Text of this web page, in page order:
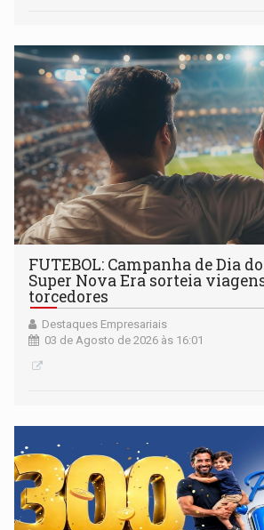
FUTEBOL: Campanha de Dia
Super Nova Era sorteia
torcedores
Destaques Empresariais
03 de Agosto de 2026 às 16:01